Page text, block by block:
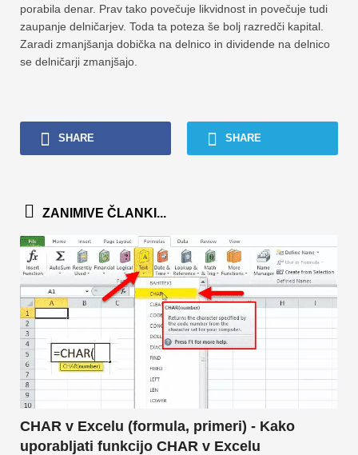
porabila denar. Prav tako povečuje likvidnost in povečuje tudi
zaupanje delničarjev. Toda ta poteza še bolj razredči kapital.
Zaradi zmanjšanja dobička na delnico in dividende na delnico
se delničarji zmanjšajo.
SHARE SHARE
ZANIMIVE ČLANKI...
CHAR v Excelu (formula, primeri) - Kako
uporabljati funkcijo CHAR v Excelu